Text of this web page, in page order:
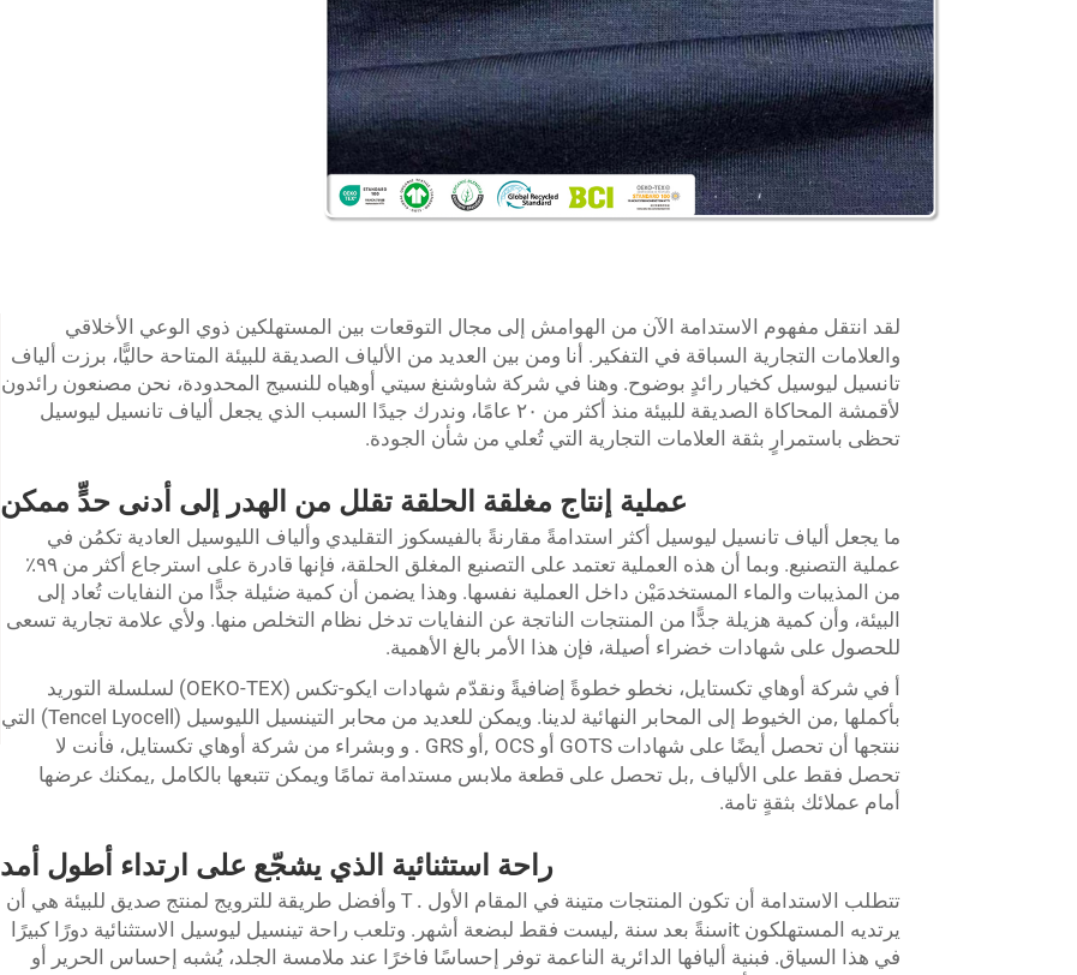
لقد انتقل مفهوم الاستدامة الآن من الهوامش إلى مجال التوقعات بين المستهلكين ذوي الوعي الأخلاقي
والعلامات التجارية السباقة في التفكير. أنا ومن بين العديد من الألياف الصديقة للبيئة المتاحة حاليًّا، برزت ألياف
تانسيل ليوسيل كخيار رائدٍ بوضوح. وهنا في شركة شاوشنغ سيتي أوهياه للنسيج المحدودة، نحن مصنعون رائدون
لأقمشة المحاكاة الصديقة للبيئة منذ أكثر من ٢٠ عامًا، وندرك جيدًا السبب الذي يجعل ألياف تانسيل ليوسيل
تحظى باستمرارٍ بثقة العلامات التجارية التي تُعلي من شأن الجودة.
عملية إنتاج مغلقة الحلقة تقلل من الهدر إلى أدنى حدٍّ ممكن
ما يجعل ألياف تانسيل ليوسيل أكثر استدامةً مقارنةً بالفيسكوز التقليدي وألياف الليوسيل العادية تكمُن في
عملية التصنيع. وبما أن هذه العملية تعتمد على التصنيع المغلق الحلقة، فإنها قادرة على استرجاع أكثر من ٩٩٪
من المذيبات والماء المستخدمَيْن داخل العملية نفسها. وهذا يضمن أن كمية ضئيلة جدًّا من النفايات تُعاد إلى
البيئة، وأن كمية هزيلة جدًّا من المنتجات الناتجة عن النفايات تدخل نظام التخلص منها. ولأي علامة تجارية تسعى
للحصول على شهادات خضراء أصيلة، فإن هذا الأمر بالغ الأهمية.
أ
في شركة أوهاي تكستايل، نخطو خطوةً إضافيةً ونقدّم شهادات ايكو-تكس (OEKO-TEX) لسلسلة التوريد
بأكملها ,
من الخيوط إلى المحابر النهائية لدينا. ويمكن للعديد من محابر التينسيل الليوسيل (Tencel Lyocell) التي
ننتجها أن تحصل أيضًا على شهادات GOTS أو OCS
, أو GRS . و وبشراء من شركة أوهاي تكستايل، فأنت لا
تحصل فقط على الألياف ,بل تحصل على قطعة ملابس مستدامة تمامًا ويمكن تتبعها بالكامل ,يمكنك عرضها
أمام عملائك بثقةٍ تامة.
راحة استثنائية الذي يشجّع على ارتداء أطول أمد
تتطلب الاستدامة أن تكون المنتجات متينة في المقام الأول .
T وأفضل طريقة للترويج لمنتج صديق للبيئة هي أن
يرتديه المستهلكون itسنةً بعد سنة ,ليست فقط لبضعة أشهر. وتلعب راحة تينسيل ليوسيل الاستثنائية دورًا كبيرًا
في هذا السياق. فبنية أليافها الدائرية الناعمة توفر إحساسًا فاخرًا عند ملامسة الجلد، يُشبه إحساس الحرير أو